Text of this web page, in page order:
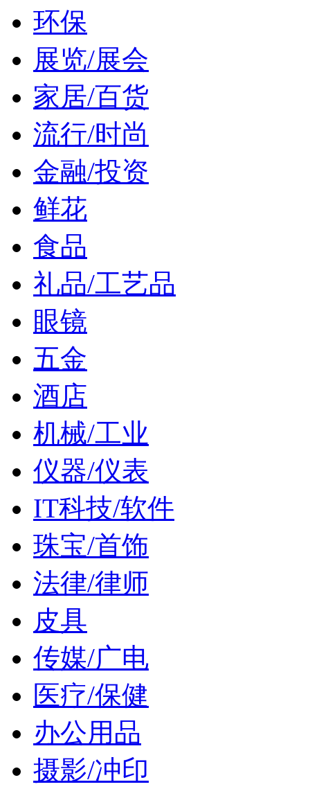
环保
展览/展会
家居/百货
流行/时尚
金融/投资
鲜花
食品
礼品/工艺品
眼镜
五金
酒店
机械/工业
仪器/仪表
IT科技/软件
珠宝/首饰
法律/律师
皮具
传媒/广电
医疗/保健
办公用品
摄影/冲印